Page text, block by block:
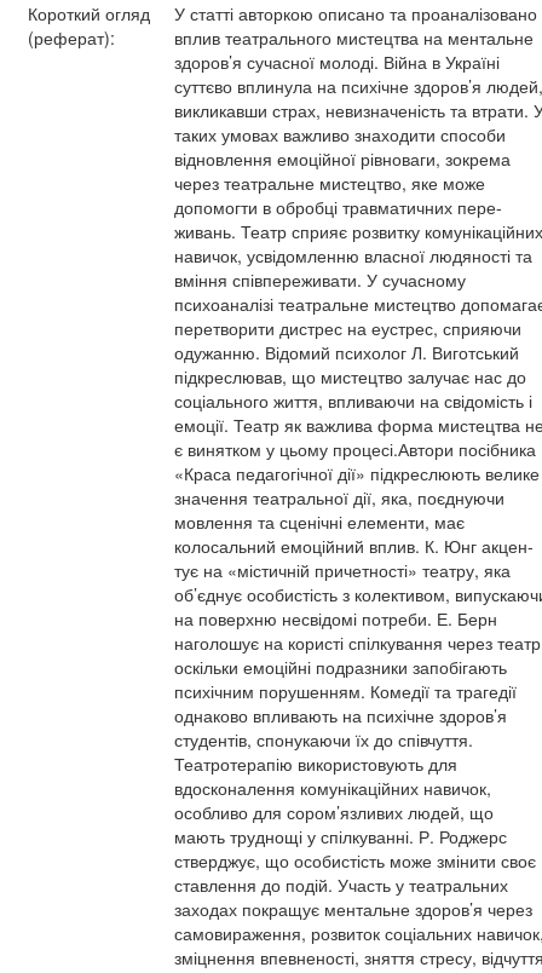
Короткий огляд
(реферат):
У статті авторкою описано та проаналізовано
вплив театрального мистецтва на ментальне
здоров’я сучасної молоді. Війна в Україні
суттєво вплинула на психічне здоров’я людей,
викликавши страх, невизначеність та втрати.
таких умовах важливо знаходити способи
відновлення емоційної рівноваги, зокрема
через театральне мистецтво, яке може
допомогти в обробці травматичних пере-
живань. Театр сприяє розвитку комунікаційних
навичок, усвідомленню власної людяності та
вміння співпереживати. У сучасному
психоаналізі театральне мистецтво
перетворити дистрес на еустрес, сприяючи
одужанню. Відомий психолог Л. Виготський
підкреслював, що мистецтво залучає нас до
соціального життя, впливаючи на свідомість і
емоції. Театр як важлива форма мистецтва
є винятком у цьому процесі.Автори посібника
«Краса педагогічної дії» підкреслюють велике
значення театральної дії, яка, поєднуючи
мовлення та сценічні елементи, має
колосальний емоційний вплив. К. Юнг акцен-
тує на «містичній причетності» театру, яка
об’єднує особистість з колективом,
на поверхню несвідомі потреби. Е. Берн
наголошує на користі спілкування через
оскільки емоційні подразники запобігають
психічним порушенням. Комедії та трагедії
однаково впливають на психічне здоров’я
студентів, спонукаючи їх до співчуття.
Театротерапію використовують для
вдосконалення комунікаційних навичок,
особливо для сором’язливих людей, що
мають труднощі у спілкуванні. Р. Роджерс
стверджує, що особистість може змінити своє
ставлення до подій. Участь у театральних
заходах покращує ментальне здоров’я через
самовираження, розвиток соціальних
зміцнення впевненості, зняття стресу,